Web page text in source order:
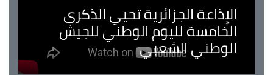
الإذاعة الجزائرية تحيي الذكرى
الخامسة لليوم الوطني للجيش
الوطني الشعبي